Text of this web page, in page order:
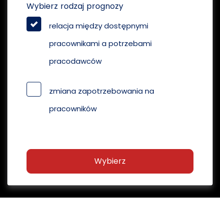
Wybierz rodzaj prognozy
relacja między dostępnymi
pracownikami a potrzebami
pracodawców
zmiana zapotrzebowania na
pracowników
Wybierz